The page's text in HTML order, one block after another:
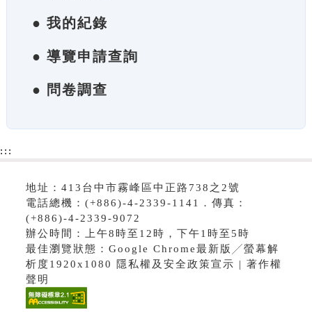
● 我的紀錄
● 導覽申請查詢
● 問卷調查
:::
地址：413台中市霧峰區中正路738之2號
電話總機：(+886)-4-2339-1141．傳真：
(+886)-4-2339-9072
辦公時間：上午8時至12時，下午1時至5時
最佳瀏覽狀態：Google Chrome最新版╱螢幕解
析度1920x1080 隱私權及安全政策宣示 | 著作權
聲明